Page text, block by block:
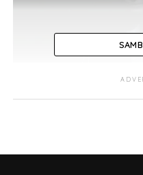
Kisah ini berlaku sekitar